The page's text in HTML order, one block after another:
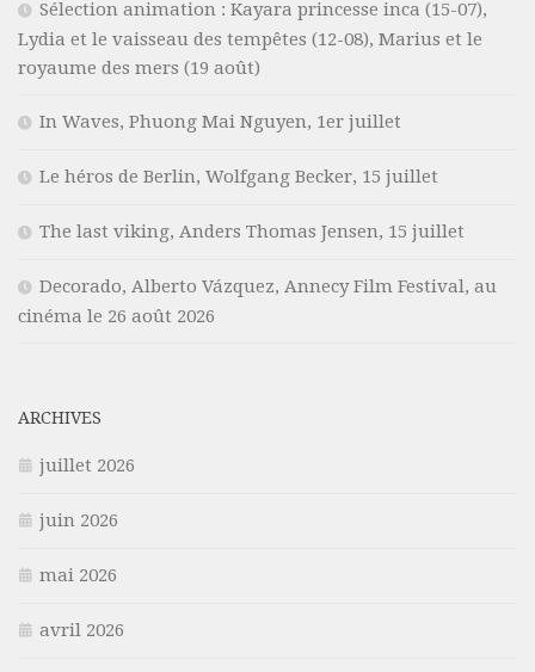
Sélection animation : Kayara princesse inca (15-07),
Lydia et le vaisseau des tempêtes (12-08), Marius et le
royaume des mers (19 août)
In Waves, Phuong Mai Nguyen, 1er juillet
Le héros de Berlin, Wolfgang Becker, 15 juillet
The last viking, Anders Thomas Jensen, 15 juillet
Decorado, Alberto Vázquez, Annecy Film Festival, au
cinéma le 26 août 2026
ARCHIVES
juillet 2026
juin 2026
mai 2026
avril 2026